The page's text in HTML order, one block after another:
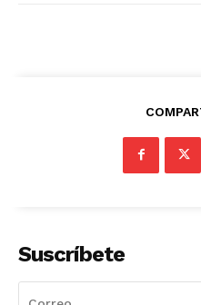
Suscríbete